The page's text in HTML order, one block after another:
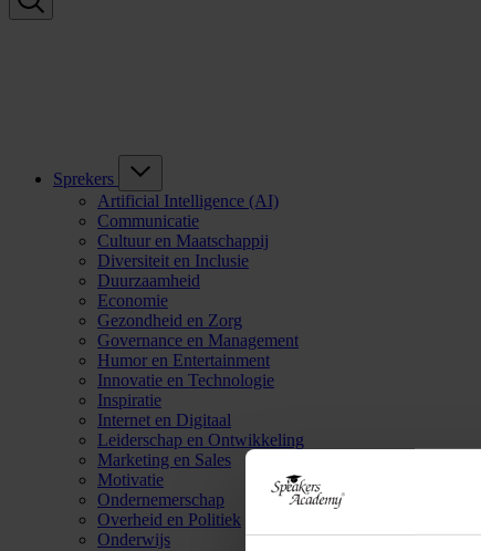
Sprekers
Artificial Intelligence (AI)
Communicatie
Cultuur en Maatschappij
Diversiteit en Inclusie
Duurzaamheid
Economie
Gezondheid en Zorg
Governance en Management
Humor en Entertainment
Innovatie en Technologie
Inspiratie
Internet en Digitaal
Leiderschap en Ontwikkeling
Marketing en Sales
Motivatie
Ondernemerschap
Overheid en Politiek
Onderwijs